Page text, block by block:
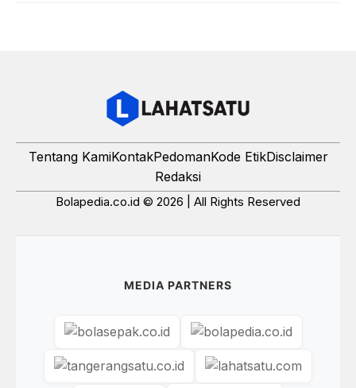
Tentang KamiKontakPedomanKode EtikDisclaimer
Redaksi
Bolapedia.co.id © 2026 | All Rights Reserved
MEDIA PARTNERS